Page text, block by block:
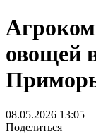
овощей
08.05.2026 13:05
Поделиться